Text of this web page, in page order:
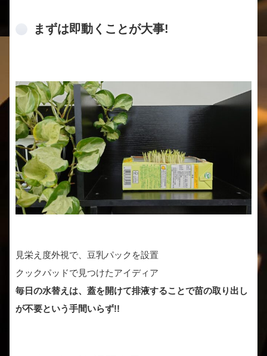
まずは即動くことが大事!
見栄え度外視で、豆乳パックを設置
クックパッドで見つけたアイディア
毎日の水替えは、蓋を開けて排液することで苗の取り出し
が不要という手間いらず!!